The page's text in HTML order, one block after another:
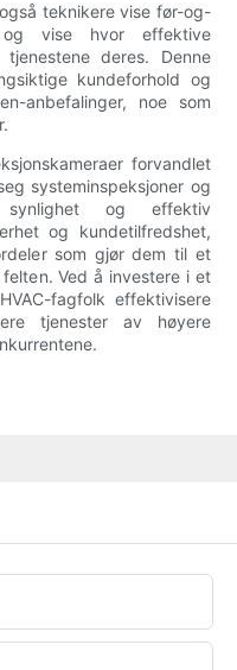
teknikere vise før-og-
vise hvor effektive
deres. Denne
kundeforhold og
anbefalinger, noe som
forvandlet
systeminspeksjoner og
synlighet og effektiv
og kundetilfredshet,
som gjør dem til et
Ved å investere i et
fagfolk effektivisere
tjenester av høyere